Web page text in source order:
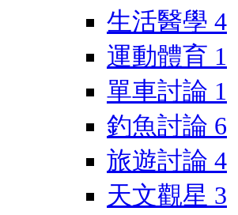
生活醫學 4
運動體育 1
單車討論 1
釣魚討論 6
旅遊討論 4
天文觀星 3